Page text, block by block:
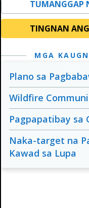
TUMANGGAP
TINGNAN
MGA
Plano sa
Wildfire
Pagpapatibay sa
Naka-target na
Kawad sa Lupa